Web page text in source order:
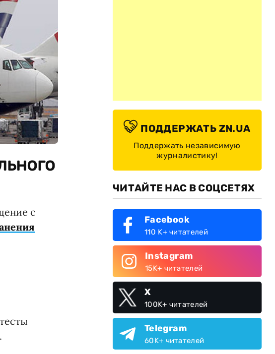
с
ПОДДЕРЖАТЬ ZN.UA
Поддержать независимую
журналистику!
ЧИТАЙТЕ НАС В СОЦСЕТЯХ
Facebook
110 K+ читателей
Instagram
15K+ читателей
X
100K+ читателей
Telegram
60K+ читателей